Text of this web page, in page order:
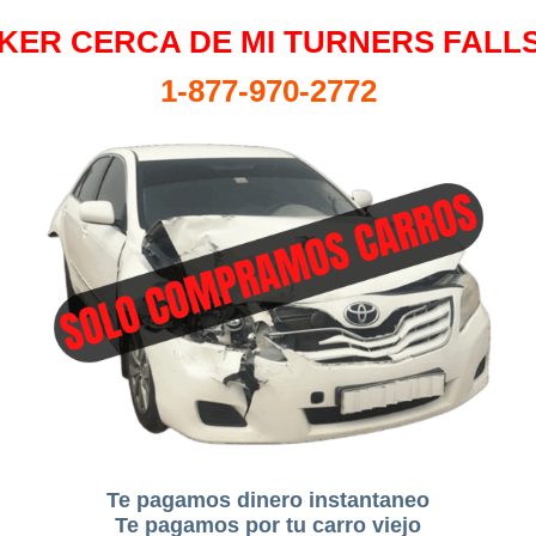
CERCA DE MI TURNERS
1-877-970-2772
Te pagamos dinero instantaneo
Te pagamos por tu carro viejo